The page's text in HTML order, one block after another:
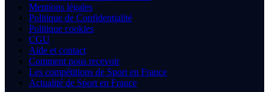
Mentions légales
Politique de Confidentialité
Politique cookies
CGU
Aide et contact
Comment nous recevoir
Les compétitions de Sport en France
Actualité de Sport en France